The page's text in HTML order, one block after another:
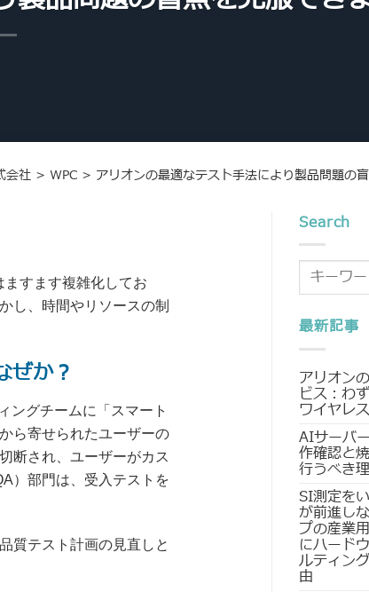
会社> WPC> アリオンの最適なテスト手法により製品問題の
すます複雑化してお
し、時間やリソースの制
ぜか？
ングチームに「スマート
ら寄せられたユーザーの
断され、ユーザーがカス
）部門は、受入テストを
質テスト計画の見直しと
Search
最新記事
アリオン
ビス：わ
ワイヤレ
AIサーバ
作確認と
行うべき
SI測定を
が前進し
プの産業
にハード
ルティン
由